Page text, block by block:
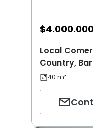
$
Local
Country,